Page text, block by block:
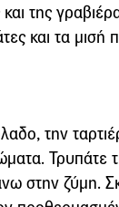
της
και τα
την
Τρυπάτε
στην ζύμη.